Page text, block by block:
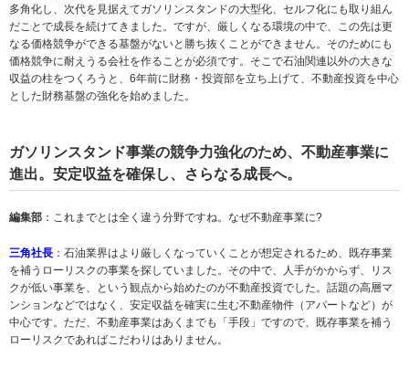
多角化し、次代を見据えてガソリンスタンドの大型化、セルフ化にも取り組ん
だことで成長を続けてきました。ですが、厳しくなる環境の中で、この先は更
なる価格競争ができる基盤がないと勝ち抜くことができません。そのためにも
価格競争に耐えうる会社を作ることが必須です。そこで石油関連以外の大きな
収益の柱をつくろうと、6年前に財務・投資部を立ち上げて、不動産投資を中心
とした財務基盤の強化を始めました。
ガソリンスタンド事業の競争力強化のため、不動産事業に
進出。安定収益を確保し、さらなる成長へ。
編集部 ：これまでとは全く違う分野ですね。なぜ不動産事業に?
三角社長 ：石油業界はより厳しくなっていくことが想定されるため、既存事業
を補うローリスクの事業を探していました。その中で、人手がかからず、リス
クが低い事業を、という観点から始めたのが不動産投資でした。話題の高層マ
ンションなどではなく、安定収益を確実に生む不動産物件（アパートなど）が
中心です。ただ、不動産事業はあくまでも「手段」ですので、既存事業を補う
ローリスクであればこだわりはありません。